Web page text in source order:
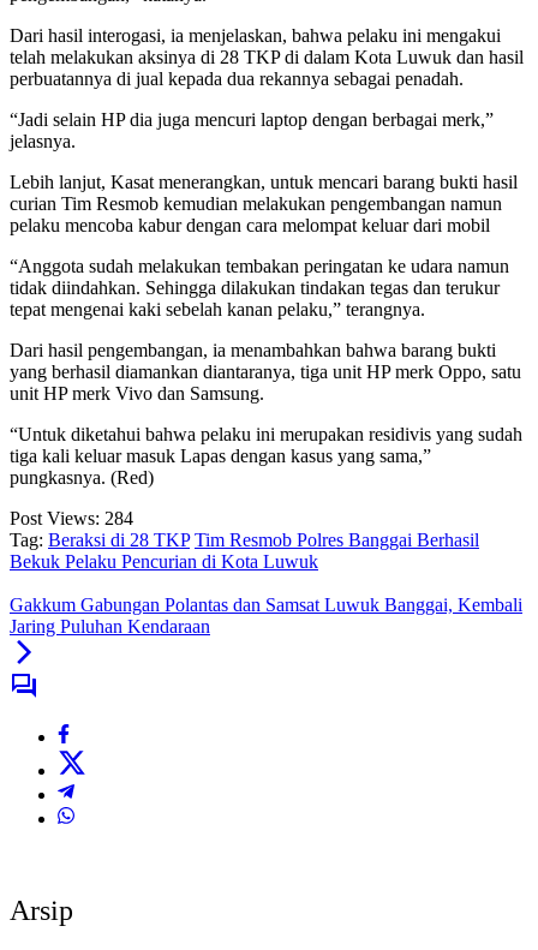
Dari hasil interogasi, ia menjelaskan, bahwa pelaku ini mengakui
telah melakukan aksinya di 28 TKP di dalam Kota Luwuk dan hasil
perbuatannya di jual kepada dua rekannya sebagai penadah.
“Jadi selain HP dia juga mencuri laptop dengan berbagai merk,”
jelasnya.
Lebih lanjut, Kasat menerangkan, untuk mencari barang bukti hasil
curian Tim Resmob kemudian melakukan pengembangan namun
pelaku mencoba kabur dengan cara melompat keluar dari mobil
“Anggota sudah melakukan tembakan peringatan ke udara namun
tidak diindahkan. Sehingga dilakukan tindakan tegas dan terukur
tepat mengenai kaki sebelah kanan pelaku,” terangnya.
Dari hasil pengembangan, ia menambahkan bahwa barang bukti
yang berhasil diamankan diantaranya, tiga unit HP merk Oppo, satu
unit HP merk Vivo dan Samsung.
“Untuk diketahui bahwa pelaku ini merupakan residivis yang sudah
tiga kali keluar masuk Lapas dengan kasus yang sama,”
pungkasnya. (Red)
Post Views: 284
Tag: Beraksi di 28 TKP Tim Resmob Polres Banggai Berhasil
Bekuk Pelaku Pencurian di Kota Luwuk
Gakkum Gabungan Polantas dan Samsat Luwuk Banggai, Kembali
Jaring Puluhan Kendaraan
Arsip